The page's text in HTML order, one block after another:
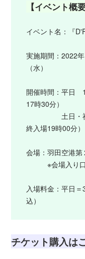
【イベント概要
イベント名：『
実施期間：2022
（水）
開催時間：平日
17時30分）
土日・祝日
終入場19時00分）
会場：羽田空港
※会場入り口
入場料金：平日
込）
チケット購入は